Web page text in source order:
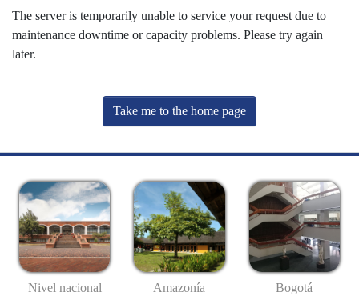
The server is temporarily unable to service your request due to
maintenance downtime or capacity problems. Please try again
later.
Take me to the home page
Nivel nacional Amazonía Bogotá